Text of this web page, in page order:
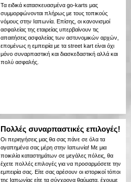
Τα ειδικά κατασκευασμένα go-karts μας
συμμορφώνονται πλήρως με τους τοπικούς
νόμους στην Ιαπωνία. Επίσης, οι κανονισμοί
ασφαλείας της εταιρείας υπερβαίνουν τις
απαιτήσεις ασφαλείας των αστυνομικών αρχών,
επομένως η εμπειρία με τα street kart είναι όχι
μόνο συναρπαστική και διασκεδαστική αλλά και
πολύ ασφαλής.
Πολλές συναρπαστικές επιλογές!
Οι περιηγήσεις μας θα σας πάνε σε όλα τα
αγαπημένα σας μέρη στην Ιαπωνία! Με μια
ποικιλία καταστημάτων σε μεγάλες πόλεις, θα
έχετε πολλές επιλογές για να προσαρμόσετε την
εμπειρία σας. Είτε σας αρέσουν οι ιστορικοί τόποι
της Ιαπωνίας είτε τα σύγχρονα θαύματα, έχουμε